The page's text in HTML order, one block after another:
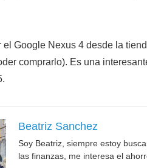
el Google Nexus 4 desde la
comprarlo). Es una
Beatriz Sanchez
Soy Beatriz, siempre estoy
las finanzas, me interesa el